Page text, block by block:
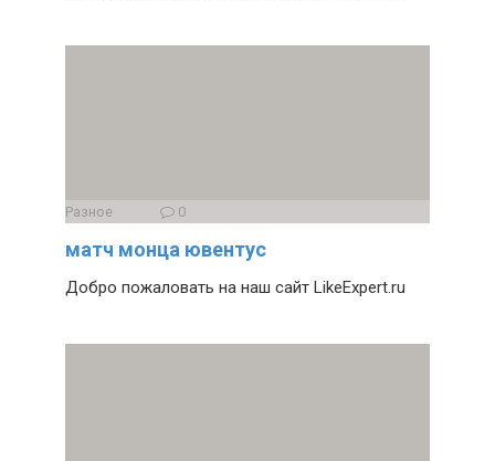
Разное 0
матч монца ювентус
Добро пожаловать на наш сайт LikeExpert.ru